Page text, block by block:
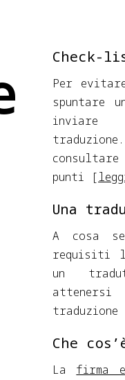
Check-
Per
spuntare
inviare
punti [
Una
A cosa
requisiti
un
Che
La firma